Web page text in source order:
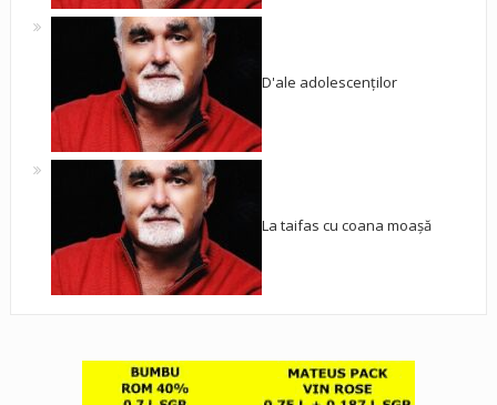
D'ale adolescenților
La taifas cu coana moașă